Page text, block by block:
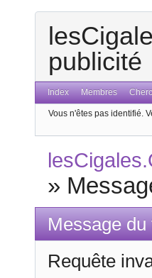
publicité
Index Membres
Vous n'êtes pas identifié.
»
Message du
Requête